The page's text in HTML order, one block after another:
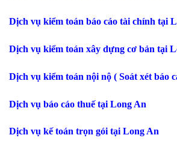
Dịch vụ kiểm toán báo cáo tài chính tại
Dịch vụ kiểm toán xây dựng cơ bản tại
Dịch vụ kiểm toán nội nộ ( Soát xét báo
Dịch vụ báo cáo thuế tại Long An
Dịch vụ kế toán trọn gói tại Long An